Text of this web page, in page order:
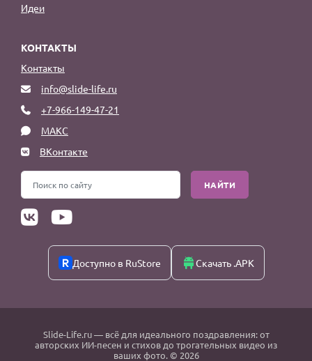
Идеи
КОНТАКТЫ
Контакты
info@slide-life.ru
+7-966-149-47-21
МАКС
ВКонтакте
НАЙТИ
Доступно в RuStore Скачать .APK
Slide-Life.ru— всё для идеального поздравления: от
авторских ИИ-песен и стихов до трогательных видео из
ваших фото. © 2026